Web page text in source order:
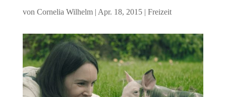
von Cornelia Wilhelm| Apr. 18, 2015| Freizeit